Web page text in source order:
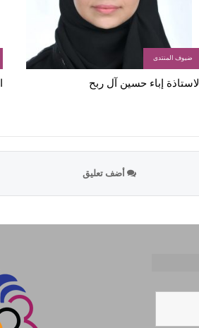
ضيوف المنتدى
الاستاذة إباء حسين آل ربح
أضف تعليق